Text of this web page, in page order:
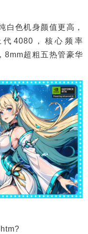
色机身颜值更高，
4080，核心频率
超粗五热管豪华